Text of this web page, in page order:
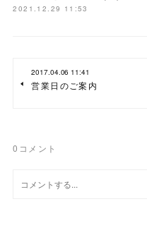
2021.12.29 11:53
2017.04.06 11:41
営業日のご案内
0 コメント